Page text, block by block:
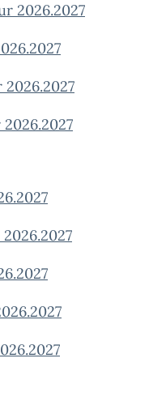
2026.2027
2026.2027